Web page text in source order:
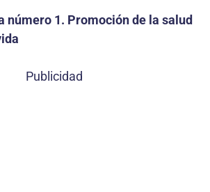
número 1. Promoción de la salud
Publicidad